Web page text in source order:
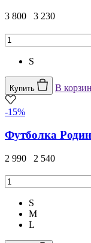
3 800 3 230
S
Купить В
-15%
Футболка
2 990 2 540
S
M
L